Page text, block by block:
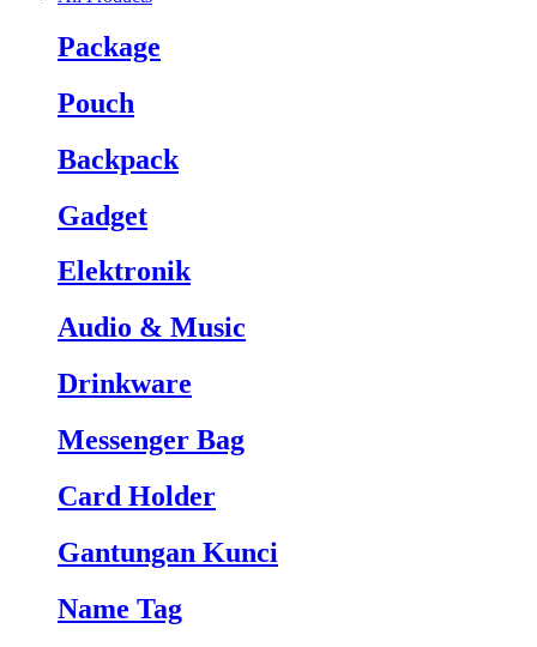
Package
Pouch
Backpack
Gadget
Elektronik
Audio & Music
Drinkware
Messenger Bag
Card Holder
Gantungan Kunci
Name Tag